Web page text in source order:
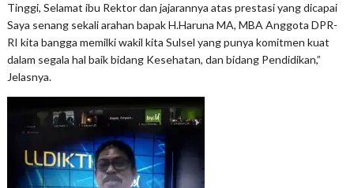
Tinggi, Selamat ibu Rektor dan jajarannya atas prestasi yang dicapai
Saya senang sekali arahan bapak H.Haruna MA, MBA Anggota DPR-
RI kita bangga memilki wakil kita Sulsel yang punya komitmen kuat
dalam segala hal baik bidang Kesehatan, dan bidang Pendidikan,”
Jelasnya.